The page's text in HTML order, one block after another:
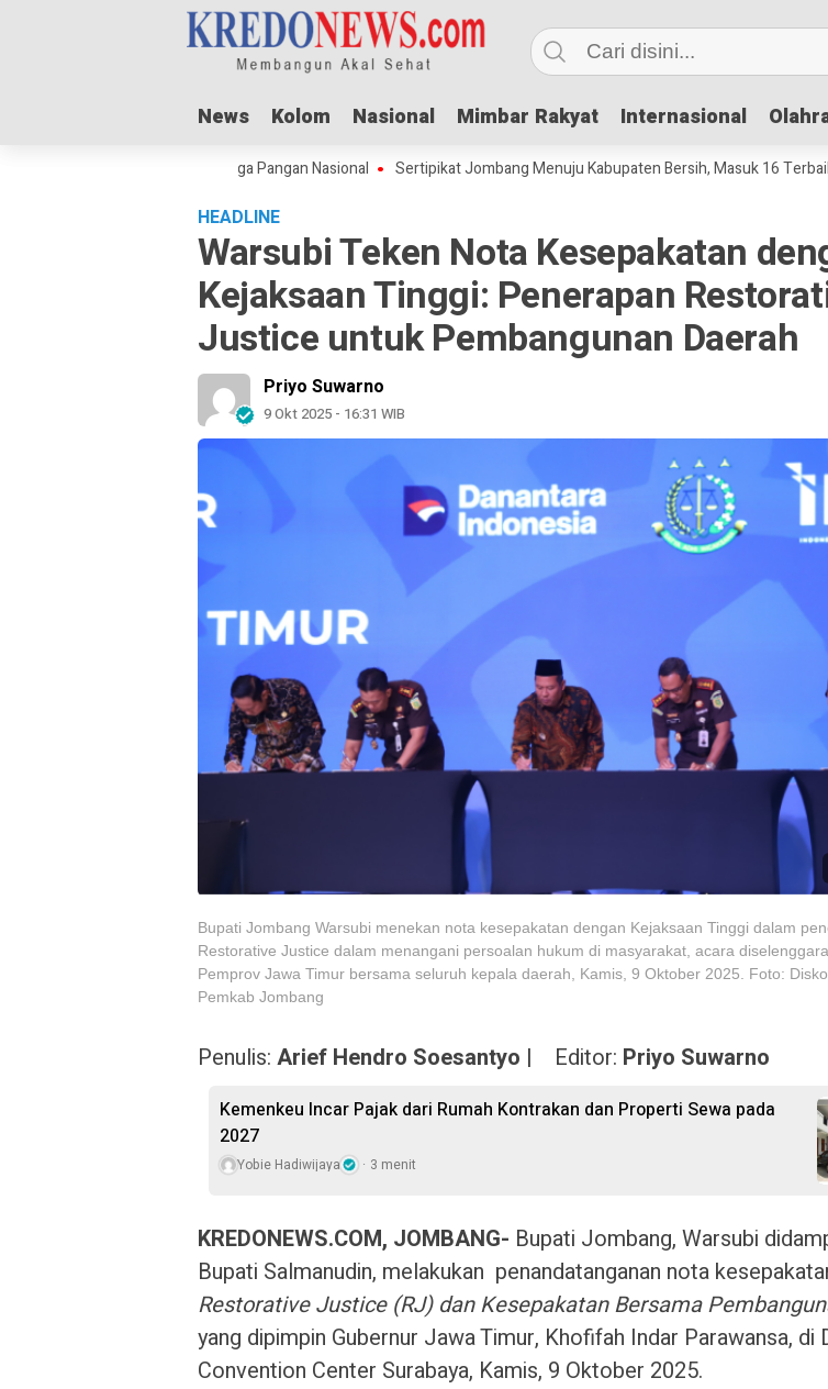
News Kolom Nasional Mimbar Rakyat Internasional
News Kolom Nasional Mimbar Rakyat Internasional
Dorong Lonjakan Harga Pangan Nasional Sertipikat Jombang Menuju Kabupaten Bersih, Masuk 16 Terbaik Nasional
HEADLINE
Warsubi Teken Nota Kesepakatan
Kejaksaan Tinggi: Penerapan
Justice untuk Pembangunan Daerah
Priyo Suwarno
9 Okt 2025 - 16:31 WIB
Bupati Jombang Warsubi menekan nota kesepakatan dengan Kejaksaan Tinggi dalam
Restorative Justice dalam menangani persoalan hukum di masyarakat, acara
Pemprov Jawa Timur bersama seluruh kepala daerah, Kamis, 9 Oktober 2025. Foto:
Pemkab Jombang
Penulis: Arief Hendro Soesantyo | Editor: Priyo Suwarno
Kemenkeu Incar Pajak dari Rumah Kontrakan dan Properti Sewa pada
2027
Yobie Hadiwijaya 3 menit
KREDONEWS.COM, JOMBANG- Bupati Jombang, Warsubi
Bupati Salmanudin, melakukan penandatanganan nota
Restorative Justice (RJ) dan Kesepakatan Bersama
yang dipimpin Gubernur Jawa Timur, Khofifah Indar Parawansa, di
Convention Center Surabaya, Kamis, 9 Oktober 2025.